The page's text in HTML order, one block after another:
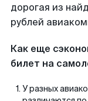
дорогая из
рублей
Как еще
билет на
У разных